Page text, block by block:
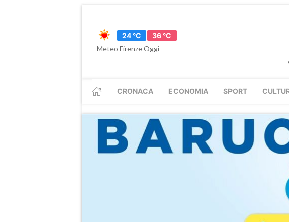
24 °C
36 °C
Meteo Firenze Oggi
CRONACA ECONOMIA SPORT